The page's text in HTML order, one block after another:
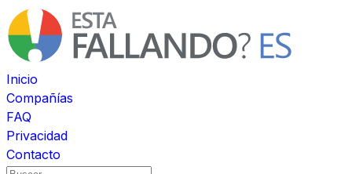
Inicio
Compañías
FAQ
Privacidad
Contacto